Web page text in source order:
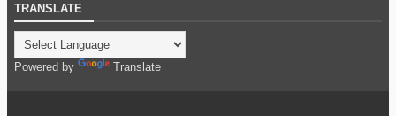
TRANSLATE
Powered by Translate